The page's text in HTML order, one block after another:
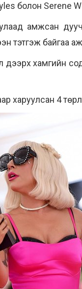
болон Serene
амжсан
тэтгэж байгаа
дээрх хамгийн
харуулсан 4